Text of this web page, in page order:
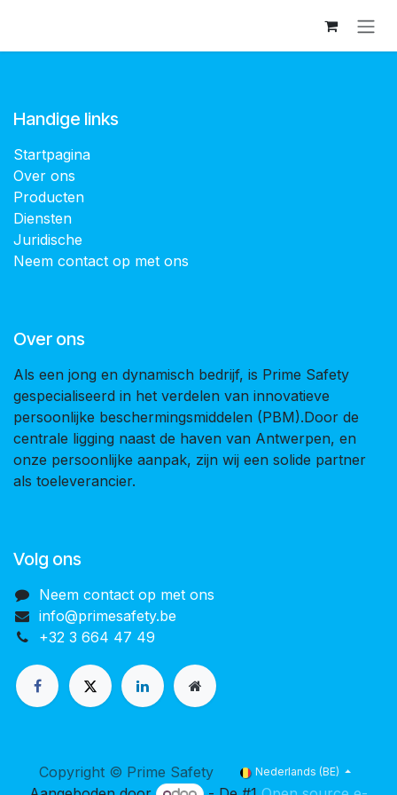
Handige links
Startpagina
Over ons
Producten
Diensten
Juridische
Neem contact op met ons
Over ons
Als een jong en dynamisch bedrijf, is Prime Safety
gespecialiseerd in het verdelen van innovatieve
persoonlijke beschermingsmiddelen (PBM).Door de
centrale ligging naast de haven van Antwerpen, en
onze persoonlijke aanpak, zijn wij een solide partner
als toeleverancier.
Volg ons
Neem contact op met ons
info@primesafety.be
+32 3 664 47 49
Copyright © Prime Safety Nederlands (BE)